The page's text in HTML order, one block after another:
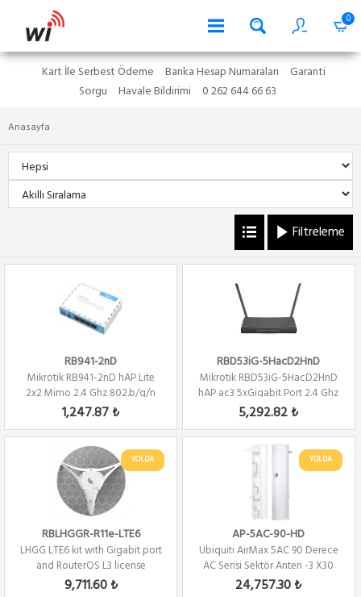
0
Kart İle Serbest Ödeme Banka Hesap Numaraları
Garanti
Sorgu
Havale Bildirimi 0 262 644 66 63
Anasayfa
Filtreleme
RB941-2nD
Mikrotik RB941-2nD hAP Lite
2x2 Mimo 2.4 Ghz 802.b/g/n
Wifi ...
1,247.87 ₺
RBD53iG-5HacD2HnD
Mikrotik RBD53iG-5HacD2HnD
hAP ac3 5xGigabit Port 2.4 Ghz
/ 5Ghz R...
5,292.82 ₺
YOLDA
RBLHGGR-R11e-LTE6
LHGG LTE6 kit with Gigabit port
and RouterOS L3 license
9,711.60 ₺
YOLDA
AP-5AC-90-HD
Ubiquiti AirMax 5AC 90 Derece
AC Serisi Sektör Anten -3 X30
DERECE
24,757.30 ₺